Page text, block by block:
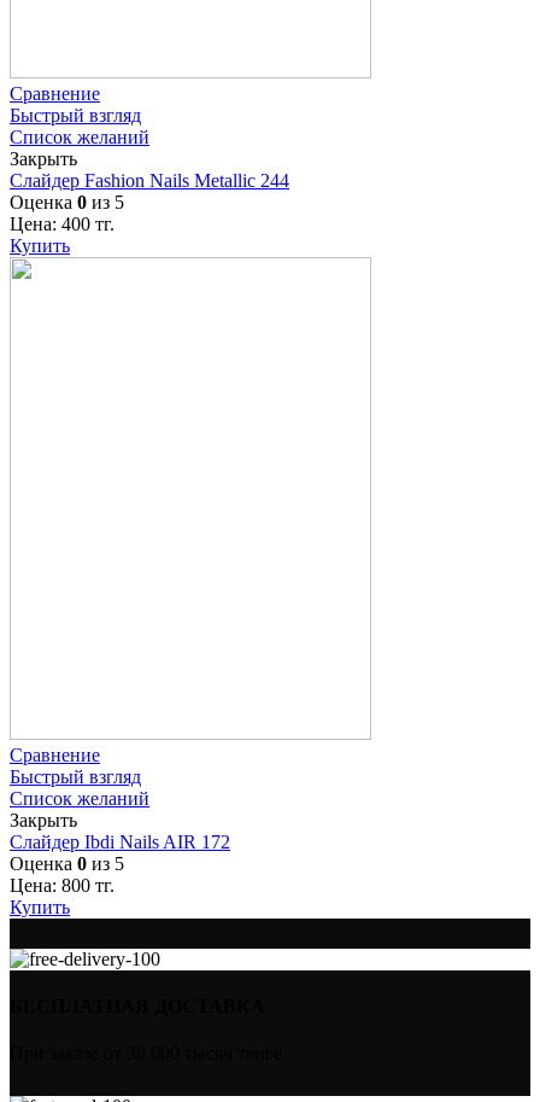
Сравнение
Быстрый взгляд
Список желаний
Закрыть
Слайдер Fashion Nails Metallic 244
Оценка 0 из 5
Цена: 400 тг.
Купить
Сравнение
Быстрый взгляд
Список желаний
Закрыть
Слайдер Ibdi Nails AIR 172
Оценка 0 из 5
Цена: 800 тг.
Купить